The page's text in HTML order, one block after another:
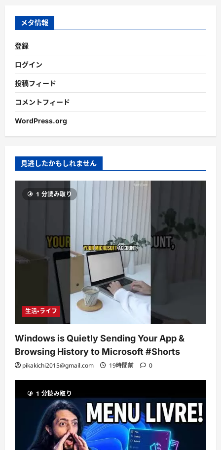
ブ
メタ情報
登録
ログイン
投稿フィード
コメントフィード
WordPress.org
見逃したかもしれません
1 分読み取り
生活・ライフ
Windows is Quietly Sending Your App &
Browsing History to Microsoft #Shorts
pikakichi2015@gmail.com 19時間前 0
1 分読み取り